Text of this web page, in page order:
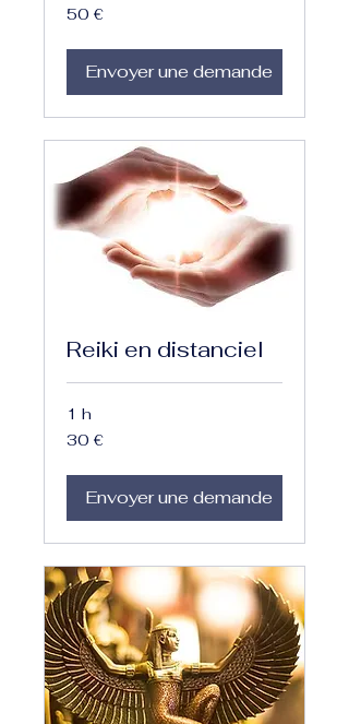
50
euros
50 €
Envoyer une demande
Reiki en distanciel
1 h
30
euros
30 €
Envoyer une demande